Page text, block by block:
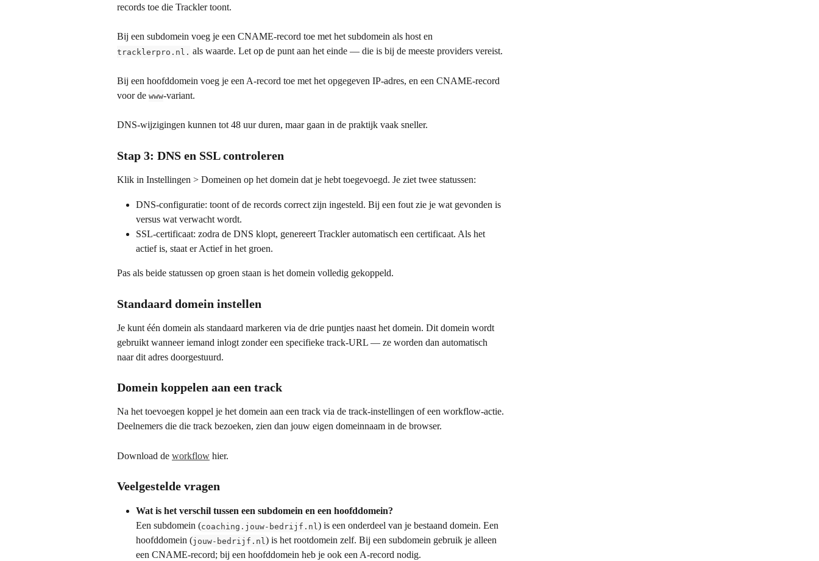
records toe die Trackler toont.
Bij een subdomein voeg je een CNAME-record toe met het subdomein als host en
tracklerpro.nl. als waarde. Let op de punt aan het einde — die is bij de meeste providers vereist.
Bij een hoofddomein voeg je een A-record toe met het opgegeven IP-adres, en een CNAME-record
voor de www-variant.
DNS-wijzigingen kunnen tot 48 uur duren, maar gaan in de praktijk vaak sneller.
Stap 3: DNS en SSL controleren
Klik in Instellingen > Domeinen op het domein dat je hebt toegevoegd. Je ziet twee statussen:
DNS-configuratie: toont of de records correct zijn ingesteld. Bij een fout zie je wat gevonden is
versus wat verwacht wordt.
SSL-certificaat: zodra de DNS klopt, genereert Trackler automatisch een certificaat. Als het
actief is, staat er Actief in het groen.
Pas als beide statussen op groen staan is het domein volledig gekoppeld.
Standaard domein instellen
Je kunt één domein als standaard markeren via de drie puntjes naast het domein. Dit domein wordt
gebruikt wanneer iemand inlogt zonder een specifieke track-URL — ze worden dan automatisch
naar dit adres doorgestuurd.
Domein koppelen aan een track
Na het toevoegen koppel je het domein aan een track via de track-instellingen of een workflow-actie.
Deelnemers die die track bezoeken, zien dan jouw eigen domeinnaam in de browser.
Download de workflow hier.
Veelgestelde vragen
Wat is het verschil tussen een subdomein en een hoofddomein?
Een subdomein (coaching.jouw-bedrijf.nl ) is een onderdeel van je bestaand domein. Een
hoofddomein (jouw-bedrijf.nl ) is het rootdomein zelf. Bij een subdomein gebruik je alleen
een CNAME-record; bij een hoofddomein heb je ook een A-record nodig.